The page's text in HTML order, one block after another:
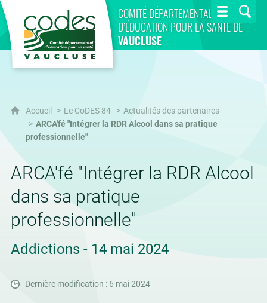
COMITÉ DÉPARTEMENTAL
D’ÉDUCATION POUR LA SANTÉ DE
VAUCLUSE
CoDES 84
Accueil Le CoDES 84
Actualités des partenaires
ARCA'fé "Intégrer la RDR Alcool dans sa pratique
professionnelle"
ARCA'fé "Intégrer la RDR Alcool
dans sa pratique
professionnelle"
Addictions - 14 mai 2024
Dernière modification : 6 mai 2024